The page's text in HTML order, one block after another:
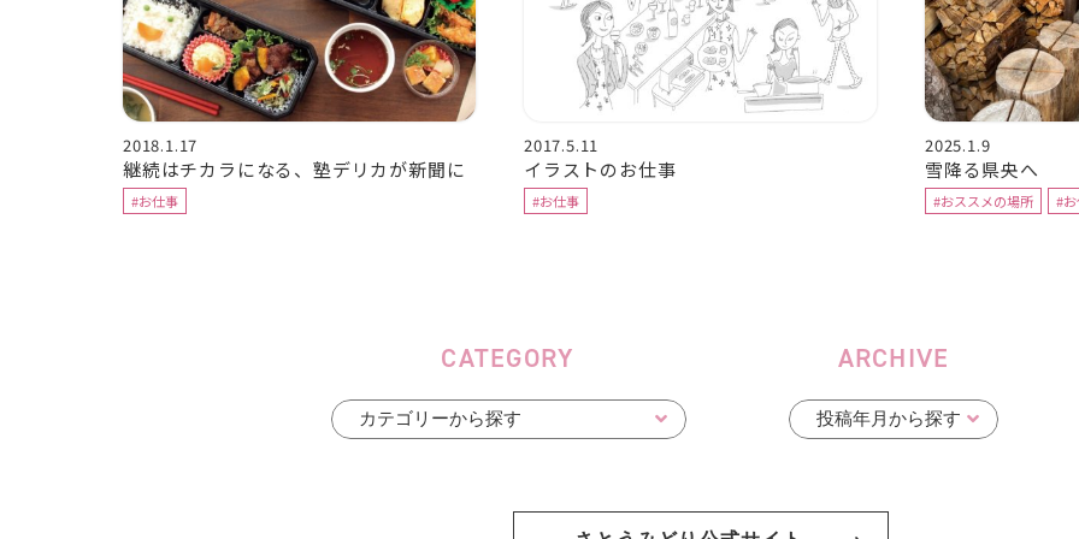
2018.1.17
継続はチカラになる、塾デリカが新聞に
#お仕事
2017.5.11
イラストのお仕事
#お仕事
2025.1.9
雪降る県央へ
#おススメの場所 #
CATEGORY ARCHIVE